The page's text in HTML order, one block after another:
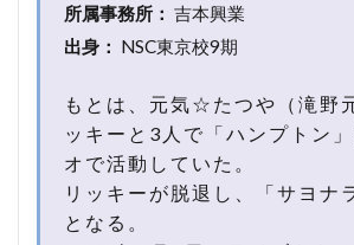
所属事務所： 吉本興業
出身： NSC東京校9期
もとは、元気☆たつや（滝野
ッキーと3人で「ハンプトン
オで活動していた。
リッキーが脱退し、「サヨナ
となる。